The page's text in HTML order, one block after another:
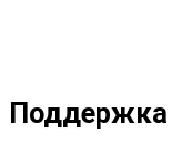
Поддержка